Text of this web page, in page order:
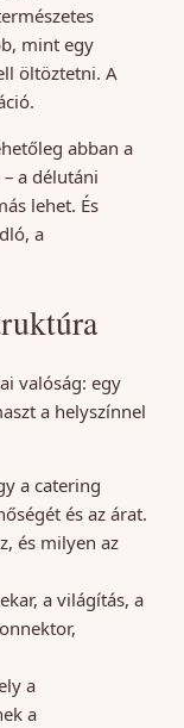
mint egy
öltöztetni. A
abban a
a délutáni
lehet. És
a
valóság: egy
a helyszínnel
a catering
és az árat.
és milyen az
a világítás, a
a
a